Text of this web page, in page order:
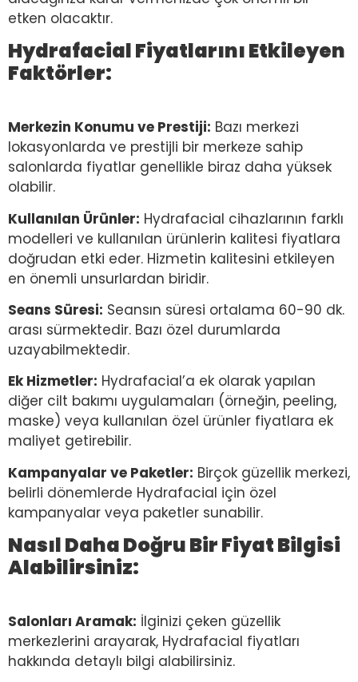
etken olacaktır.
Hydrafacial Fiyatlarını Etkileyen
Faktörler:
Merkezin Konumu ve Prestiji: Bazı merkezi
lokasyonlarda ve prestijli bir merkeze sahip
salonlarda fiyatlar genellikle biraz daha yüksek
olabilir.
Kullanılan Ürünler: Hydrafacial cihazlarının farklı
modelleri ve kullanılan ürünlerin kalitesi fiyatlara
doğrudan etki eder. Hizmetin kalitesini etkileyen
en önemli unsurlardan biridir.
Seans Süresi: Seansın süresi ortalama 60-90 dk.
arası sürmektedir. Bazı özel durumlarda
uzayabilmektedir.
Ek Hizmetler: Hydrafacial’a ek olarak yapılan
diğer cilt bakımı uygulamaları (örneğin, peeling,
maske) veya kullanılan özel ürünler fiyatlara ek
maliyet getirebilir.
Kampanyalar ve Paketler: Birçok güzellik merkezi,
belirli dönemlerde Hydrafacial için özel
kampanyalar veya paketler sunabilir.
Nasıl Daha Doğru Bir Fiyat Bilgisi
Alabilirsiniz:
Salonları Aramak: İlginizi çeken güzellik
merkezlerini arayarak, Hydrafacial fiyatları
hakkında detaylı bilgi alabilirsiniz.